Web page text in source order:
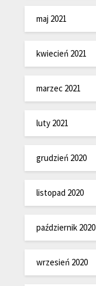
maj 2021
kwiecień 2021
marzec 2021
luty 2021
grudzień 2020
listopad 2020
październik 2020
wrzesień 2020